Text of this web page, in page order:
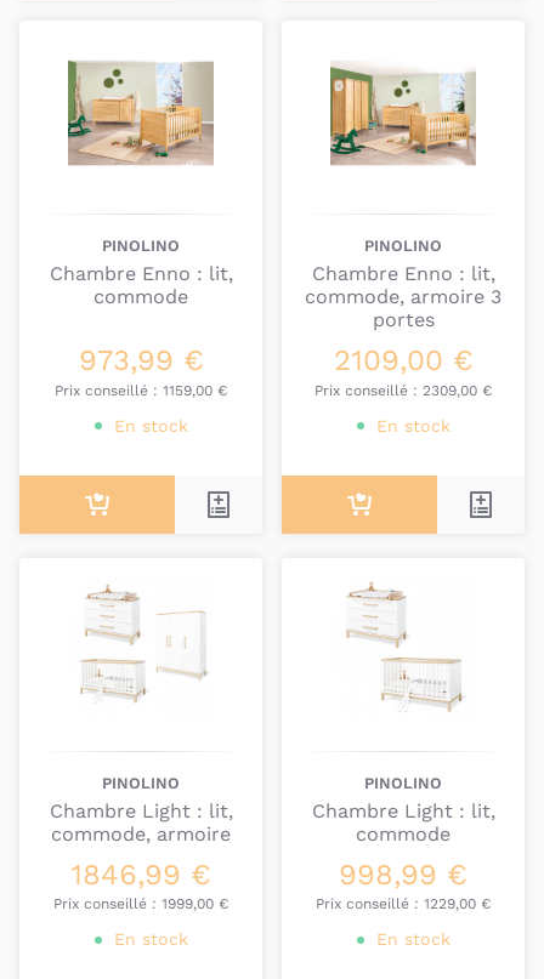
PINOLINO
Chambre Enno : lit,
commode
973,99 €
Prix conseillé : 1159,00 €
En stock
PINOLINO
Chambre Enno : lit,
commode, armoire 3
portes
2109,00 €
Prix conseillé : 2309,00 €
En stock
PINOLINO
Chambre Light : lit,
commode, armoire
1846,99 €
Prix conseillé : 1999,00 €
En stock
PINOLINO
Chambre Light : lit,
commode
998,99 €
Prix conseillé : 1229,00 €
En stock